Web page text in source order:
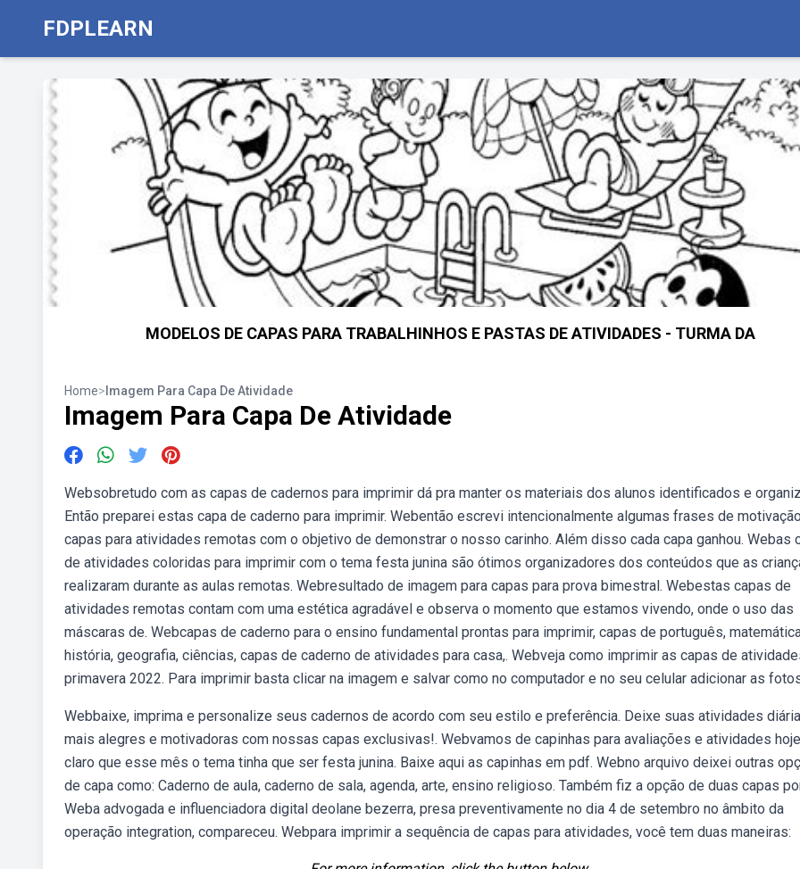
FDPLEARN
MODELOS DE CAPAS PARA TRABALHINHOS E PASTAS DE ATIVIDADES - TURMA DA
Home> Imagem Para Capa De Atividade
Imagem Para Capa De Atividade
Websobretudo com as capas de cadernos para imprimir dá pra manter os materiais dos alunos identificados e
Então preparei estas capa de caderno para imprimir. Webentão escrevi intencionalmente algumas frases de
capas para atividades remotas com o objetivo de demonstrar o nosso carinho. Além disso cada capa ganhou. Webas
de atividades coloridas para imprimir com o tema festa junina são ótimos organizadores dos conteúdos que as
realizaram durante as aulas remotas. Webresultado de imagem para capas para prova bimestral. Webestas capas de
atividades remotas contam com uma estética agradável e observa o momento que estamos vivendo, onde o uso das
máscaras de. Webcapas de caderno para o ensino fundamental prontas para imprimir, capas de português,
história, geografia, ciências, capas de caderno de atividades para casa,. Webveja como imprimir as capas de
primavera 2022. Para imprimir basta clicar na imagem e salvar como no computador e no seu celular adicionar as
Webbaixe, imprima e personalize seus cadernos de acordo com seu estilo e preferência. Deixe suas atividades
mais alegres e motivadoras com nossas capas exclusivas!. Webvamos de capinhas para avaliações e atividades
claro que esse mês o tema tinha que ser festa junina. Baixe aqui as capinhas em pdf. Webno arquivo deixei outras
de capa como: Caderno de aula, caderno de sala, agenda, arte, ensino religioso. Também fiz a opção de duas capas
Weba advogada e influenciadora digital deolane bezerra, presa preventivamente no dia 4 de setembro no âmbito da
operação integration, compareceu. Webpara imprimir a sequência de capas para atividades, você tem duas maneiras: